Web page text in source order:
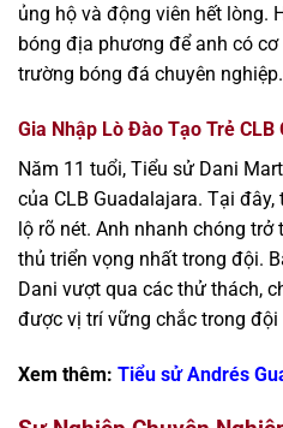
ủng hộ và động viên hết lòng.
bóng địa phương để anh có
trường bóng đá chuyên nghiệp.
Gia Nhập Lò Đào Tạo Trẻ CLB
Năm 11 tuổi, Tiểu sử Dani
của CLB Guadalajara. Tại
lộ rõ nét. Anh nhanh chóng
thủ triển vọng nhất trong đội.
Dani vượt qua các thử thách,
được vị trí vững chắc trong đội
Xem thêm: Tiểu sử Andrés